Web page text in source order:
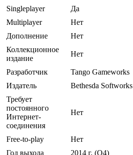
Singleplayer
Да
Multiplayer
Нет
Дополнение
Нет
Коллекционное
издание
Нет
Разработчик
Tango Gameworks
Издатель
Bethesda Softworks
Требует
постоянного
Интернет-
соединения
Нет
Free-to-play
Нет
Год выхода
2014 г. (Q4)